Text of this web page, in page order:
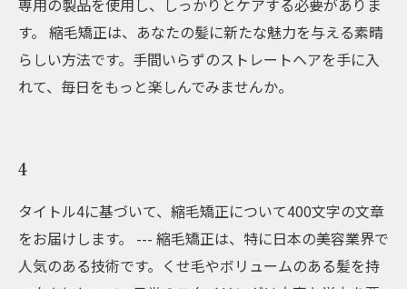
専用の製品を使用し、しっかりとケアする必要がありま
す。 縮毛矯正は、あなたの髪に新たな魅力を与える素晴
らしい方法です。手間いらずのストレートヘアを手に入
れて、毎日をもっと楽しんでみませんか。
4
タイトル4に基づいて、縮毛矯正について400文字の文章
をお届けします。 --- 縮毛矯正は、特に日本の美容業界で
人気のある技術です。くせ毛やボリュームのある髪を持